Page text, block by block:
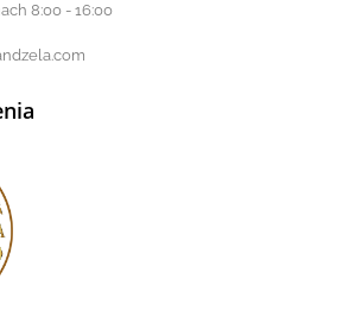
8:00 - 16:00